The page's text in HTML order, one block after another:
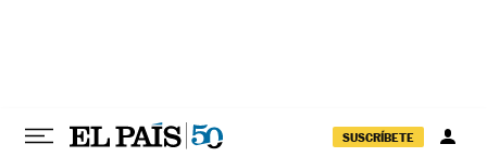
SUSCRÍBETE